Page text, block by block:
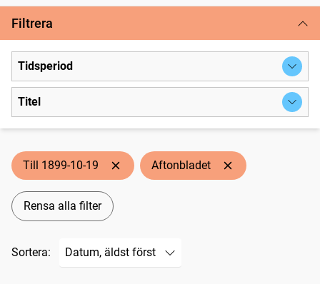
Filtrera
Tidsperiod
Titel
Till 1899-10-19 Aftonbladet
Rensa alla filter
Sortera: